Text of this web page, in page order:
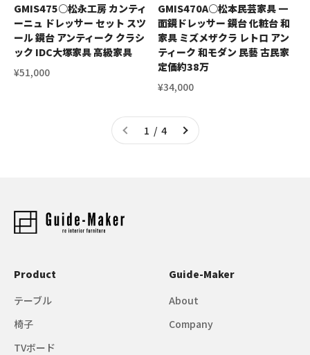
GMIS475○松永工房 カンティ
ーニュ ドレッサー セット スツ
ール 鏡台 アンティーク クラシ
ック IDC大塚家具 高級家具
セール価格
¥51,000
GMIS470A○松本民芸家具 一
面鏡ドレッサー 鏡台 化粧台 和
家具 ミズメザクラ レトロ アン
ティーク 和モダン 民藝 古民家
定価約38万
セール価格
¥34,000
1 / 4
Product
テーブル
椅子
TVボード
Guide-Maker
About
Company